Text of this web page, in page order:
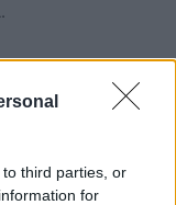
third parties, or
for